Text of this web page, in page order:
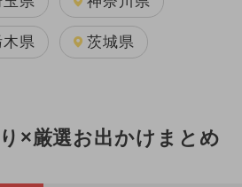
木県 茨城県
×厳選お出かけまとめ